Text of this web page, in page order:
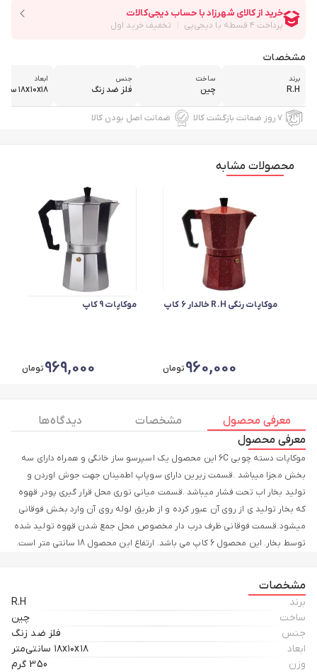
مشخصات
برند
R.H
ساخت
چین
جنس
فلز ضد زنگ
ابعاد
۱۸x۱۰x۱۸ سانتی‌متر
۷ روز ضمانت بازگشت کالا ضمانت اصل بودن کالا
محصولات مشابه
موکاپات رنگی R.H خالدار 6 کاپ
960,000تومان
موکاپات 9 کاپ
969,000تومان
معرفی محصول مشخصات
دیدگاه ها
معرفی محصول
موکاپات دسته چوبی 6C این محصول یک اسپرسو ساز خانگی و همراه دارای سه
بخش مجزا میباشد .قسمت زیرین دارای سوپاپ اطمینان جهت جوش اوردن و
تولید بخار اب تحت فشار میباشد .قسمت میانی توری محل قرار گیری پودر قهوه
که بخار تولید ی از روی آن عبور کرده و از طریق لوله روی آن وارد بخش فوقانی
میشود.قسمت فوقانی ظرف درب دار مخصوص محل جمع شدن قهوه تولید شده
توسط بخار. این محصول 6 کاپ می باشد. ارتفاع این محصول 18 سانتی متر است.
مشخصات
برند
R.H
ساخت
چین
جنس
فلز ضد زنگ
ابعاد
۱۸x۱۰x۱۸ سانتی‌متر
وزن
350 گرم